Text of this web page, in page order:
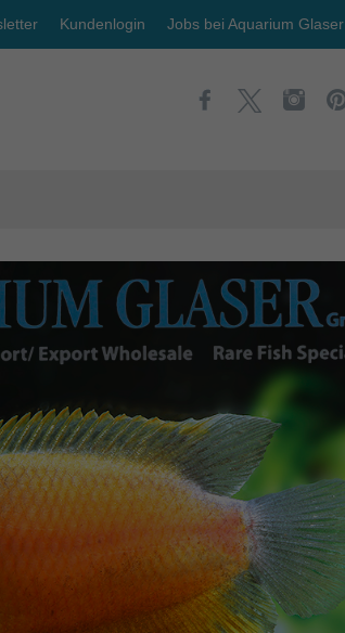
Kundenlogin Jobs bei Aquarium Glaser